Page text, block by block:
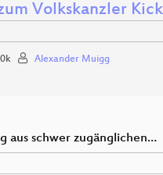
Volkskanzler
Alexander Muigg
aus schwer zugänglichen…